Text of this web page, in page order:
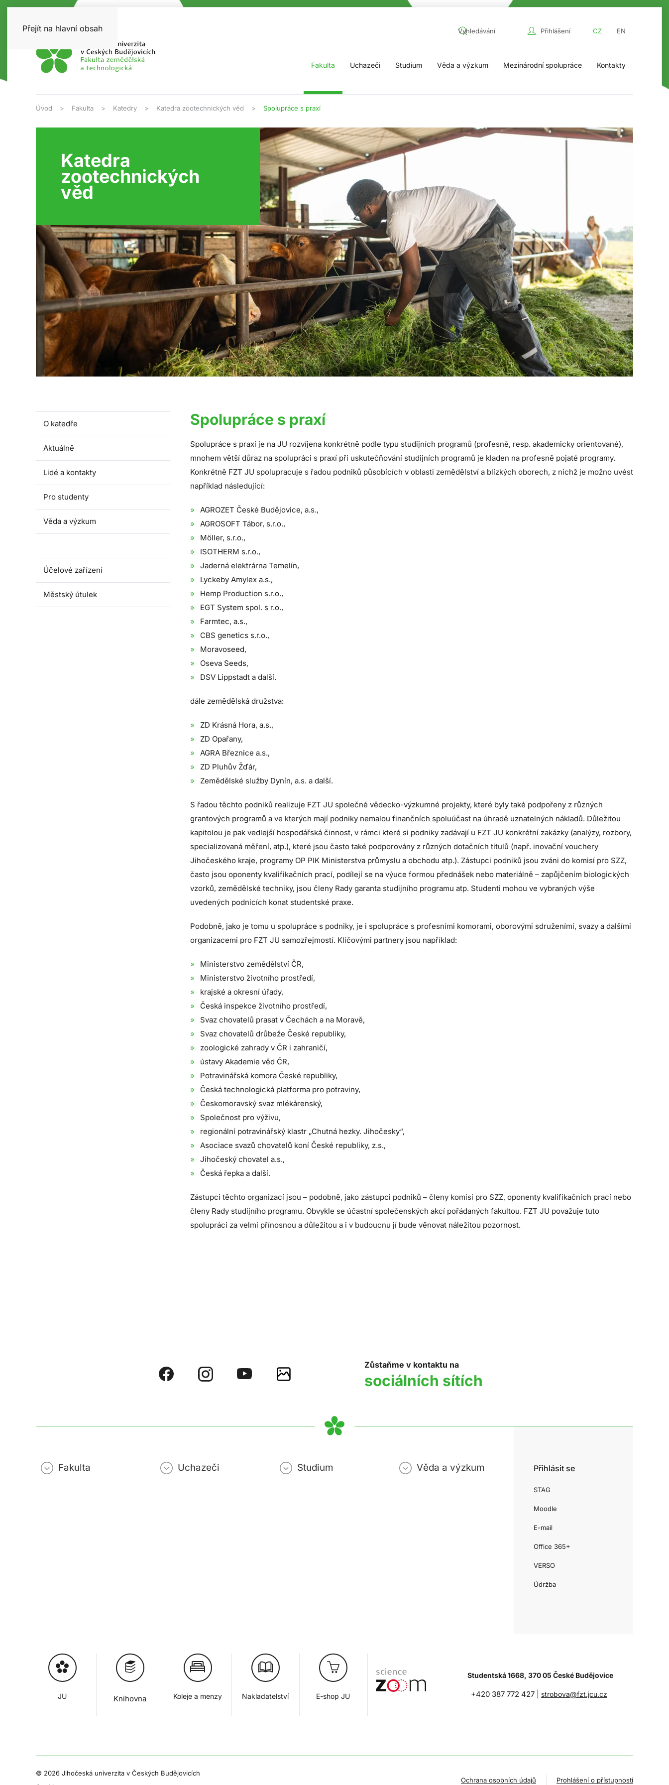
Přejít na hlavní obsah Přihlášení CZ EN
Fakulta Uchazeči Studium Věda a výzkum Mezinárodní spolupráce Kontakty
Úvod Fakulta Katedry Katedra zootechnických věd Spolupráce s praxí
Katedra
zootechnických
věd
O katedře
Aktuálně
Lidé a kontakty
Pro studenty
Věda a výzkum
Účelové zařízení
Městský útulek
Spolupráce s praxí
Spolupráce s praxí je na JU rozvíjena konkrétně podle typu studijních programů (profesně, resp. akademicky orientované),
mnohem větší důraz na spolupráci s praxí při uskutečňování studijních programů je kladen na profesně pojaté programy.
Konkrétně FZT JU spolupracuje s řadou podniků působících v oblasti zemědělství a blízkých oborech, z nichž je možno uvést
například následující:
AGROZET České Budějovice, a.s.,
AGROSOFT Tábor, s.r.o.,
Möller, s.r.o.,
ISOTHERM s.r.o.,
Jaderná elektrárna Temelín,
Lyckeby Amylex a.s.,
Hemp Production s.r.o.,
EGT System spol. s r.o.,
Farmtec, a.s.,
CBS genetics s.r.o.,
Moravoseed,
Oseva Seeds,
DSV Lippstadt a další.
dále zemědělská družstva:
ZD Krásná Hora, a.s.,
ZD Opařany,
AGRA Březnice a.s.,
ZD Pluhův Žďár,
Zemědělské služby Dynín, a.s. a další.
S řadou těchto podniků realizuje FZT JU společné vědecko-výzkumné projekty, které byly také podpořeny z různých
grantových programů a ve kterých mají podniky nemalou finančních spoluúčast na úhradě uznatelných nákladů. Důležitou
kapitolou je pak vedlejší hospodářská činnost, v rámci které si podniky zadávají u FZT JU konkrétní zakázky (analýzy, rozbory,
specializovaná měření, atp.), které jsou často také podporovány z různých dotačních titulů (např. inovační vouchery
Jihočeského kraje, programy OP PIK Ministerstva průmyslu a obchodu atp.). Zástupci podniků jsou zváni do komisí pro SZZ,
často jsou oponenty kvalifikačních prací, podílejí se na výuce formou přednášek nebo materiálně – zapůjčením biologických
vzorků, zemědělské techniky, jsou členy Rady garanta studijního programu atp. Studenti mohou ve vybraných výše
uvedených podnicích konat studentské praxe.
Podobně, jako je tomu u spolupráce s podniky, je i spolupráce s profesními komorami, oborovými sdruženími, svazy a dalšími
organizacemi pro FZT JU samozřejmostí. Klíčovými partnery jsou například:
Ministerstvo zemědělství ČR,
Ministerstvo životního prostředí,
krajské a okresní úřady,
Česká inspekce životního prostředí,
Svaz chovatelů prasat v Čechách a na Moravě,
Svaz chovatelů drůbeže České republiky,
zoologické zahrady v ČR i zahraničí,
ústavy Akademie věd ČR,
Potravinářská komora České republiky,
Česká technologická platforma pro potraviny,
Českomoravský svaz mlékárenský,
Společnost pro výživu,
regionální potravinářský klastr „Chutná hezky. Jihočesky“,
Asociace svazů chovatelů koní České republiky, z.s.,
Jihočeský chovatel a.s.,
Česká řepka a další.
Zástupci těchto organizací jsou – podobně, jako zástupci podniků – členy komisí pro SZZ, oponenty kvalifikačních prací nebo
členy Rady studijního programu. Obvykle se účastní společenských akcí pořádaných fakultou. FZT JU považuje tuto
spolupráci za velmi přínosnou a důležitou a i v budoucnu jí bude věnovat náležitou pozornost.
Zůstaňme v kontaktu na
sociálních sítích
Fakulta Uchazeči Studium Věda a výzkum Přihlásit se
STAG
Moodle
E-mail
Office 365+
VERSO
Údržba
JU Knihovna Koleje a menzy Nakladatelství E-shop JU
Studentská 1668, 370 05 České Budějovice
+420 387 772 427 | strobova@fzt.jcu.cz
© 2026 Jihočeská univerzita v Českých Budějovicích
Ochrana osobních údajů Prohlášení o přístupnosti